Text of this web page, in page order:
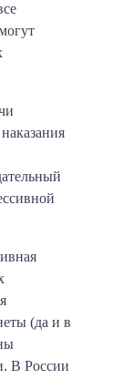
(да и в
В России